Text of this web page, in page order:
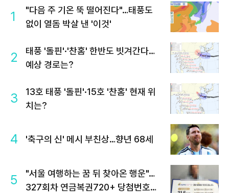
1
"다음 주 기온 뚝 떨어진다"…태풍도
없이 열돔 박살 낸 '이것'
2
태풍 '돌핀'·'찬홈' 한반도 빗겨간다…
예상 경로는?
3
13호 태풍 '돌핀'·15호 '찬홈' 현재 위
치는?
4 '축구의 신' 메시 부친상…향년 68세
5
"서울 여행하는 꿈 뒤 찾아온 행운"…
327회차 연금복권720+ 당첨번호조